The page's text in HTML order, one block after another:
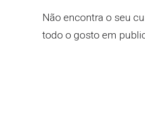
Não encontra o seu
todo o gosto em